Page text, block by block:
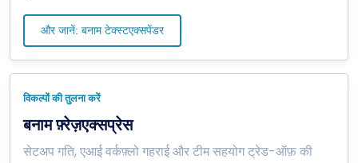
और जानें: बनाम टेक्स्टएक्सपेंडर
विकल्पों की तुलना करें
बनाम फ़्रेज़एक्सप्रेस
सेटअप गति, एआई वर्कफ़्लो गहराई और टीम सहयोग ट्रेड-ऑफ़ की